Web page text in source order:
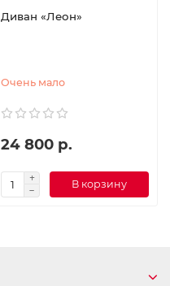
Диван «Леон»
Очень мало
24 800 р.
В корзину